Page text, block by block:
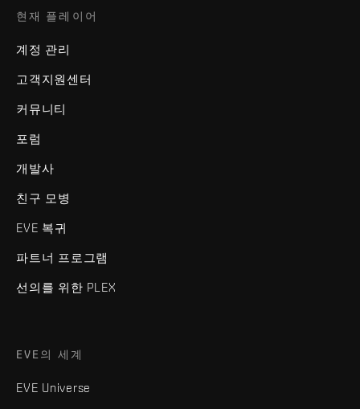
현재 플레이어
계정 관리
고객지원센터
커뮤니티
포럼
개발사
친구 모병
EVE 복귀
파트너 프로그램
선의를 위한 PLEX
EVE의 세계
EVE Universe